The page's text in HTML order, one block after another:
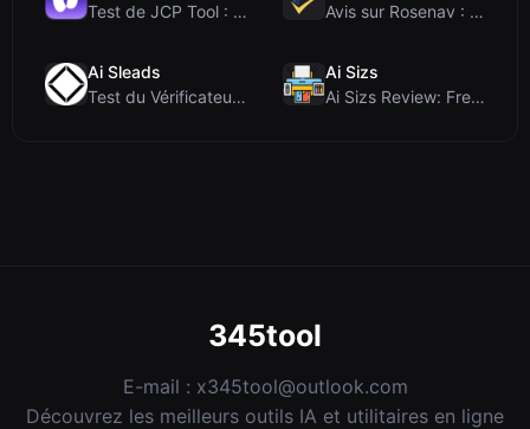
Test de JCP Tool : Convertisseur de données côté c...
Avis sur Rosenav : Outil gratuit en ligne de vérif...
Ai Sleads
Test du Vérificateur de Force des Mots de Passe d'...
Ai Sizs
Ai Sizs Review: Free, Private Image Similarity & B...
345tool
E-mail : x345tool@outlook.com
Découvrez les meilleurs outils IA et utilitaires en ligne